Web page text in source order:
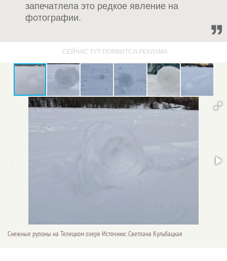
запечатлела это редкое явление на
фотографии.
Снежные рулоны на Телецком озере Источник: Светлана Кульбацкая